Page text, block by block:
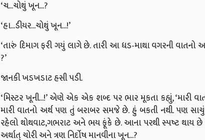
‘ચ...ચોથું ખૂન...?
‘હા...ડીયર...ચોથું ખૂન...!’
‘તારું દિમાગ ફરી ગયું લાગે છે. તારી આ ધડ-માથા વગરની
?’
જાનકી ખડખડાટ હસી પડી.
‘મિસ્ટર ખૂની...!’ એણે એક એક શબ્દ પર ભાર મૂકતા કહ્યું,
મારી વાતનો અર્થ પણ તું બરાબર સમજે છે. હું બકતી નથી. પણ
રહેલો થોથવાટ,ગભરાટ અને ભય ફૂંકે છે. આના પરથી સ્પષ્ટ થાય
અર્થાત્ ચોરી અને ત્રણ નિર્દોષ માનવીના ખૂન...?